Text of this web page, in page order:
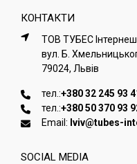
КОНТАКТИ
ТОВ ТУБЕС
вул. Б.
79024, Львiв
тел.:+380 32 245 93
тел.:+380 50 370 93
Email: lviv@tubes-
SOCIAL MEDIA